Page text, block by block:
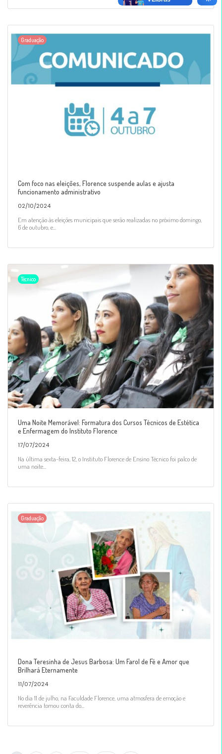
Graduação
Com foco nas eleições, Florence suspende aulas e ajusta
funcionamento administrativo
02/10/2024
Em atenção às eleições municipais que serão realizadas no próximo domingo,
6 de outubro, e...
Técnico
Uma Noite Memorável: Formatura dos Cursos Técnicos de Estética
e Enfermagem do Instituto Florence
17/07/2024
Na última sexta-feira, 12, o Instituto Florence de Ensino Técnico foi palco de
uma noite...
Graduação
Dona Teresinha de Jesus Barbosa: Um Farol de Fé e Amor que
Brilhará Eternamente
11/07/2024
No dia 11 de julho, na Faculdade Florence, uma atmosfera de emoção e
reverência tomou conta do...